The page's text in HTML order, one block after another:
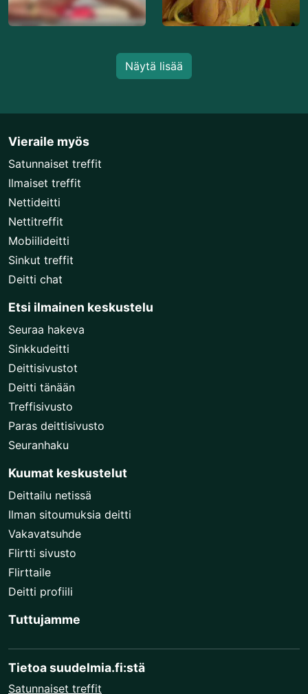
Näytä lisää
Vieraile myös
Satunnaiset treffit
Ilmaiset treffit
Nettideitti
Nettitreffit
Mobiilideitti
Sinkut treffit
Deitti chat
Etsi ilmainen keskustelu
Seuraa hakeva
Sinkkudeitti
Deittisivustot
Deitti tänään
Treffisivusto
Paras deittisivusto
Seuranhaku
Kuumat keskustelut
Deittailu netissä
Ilman sitoumuksia deitti
Vakavatsuhde
Flirtti sivusto
Flirttaile
Deitti profiili
Tuttujamme
Tietoa suudelmia.fi:stä
Satunnaiset treffit